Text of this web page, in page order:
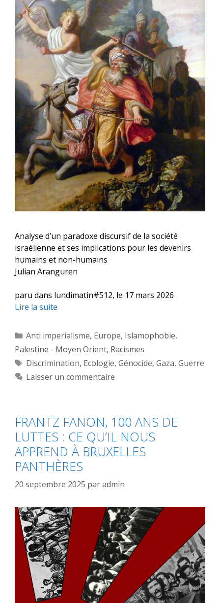
Analyse d’un paradoxe discursif de la société
israélienne et ses implications pour les devenirs
humains et non-humains
Julian Aranguren
paru dans lundimatin#512, le 17 mars 2026
Lire la suite
Catégories
Anti imperialisme, Europe, Islamophobie,
Palestine - Moyen Orient, Racismes
Étiquettes
Discrimination, Ecologie, Génocide, Gaza, Guerre
Laisser un commentaire
FRANTZ FANON, 100 ANS DE
LUTTES : CE QU’IL NOUS
APPREND À BRUXELLES
PANTHÈRES
20 septembre 2025 paradmin